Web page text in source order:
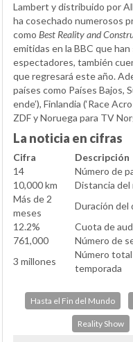
Lambert y distribuido por
ha cosechado numerosos
como Best Reality and
emitidas en la BBC que
espectadores, también
que regresará este año.
países como Países Bajos,
ende’), Finlandia (‘Race
ZDF y Noruega para TV
La noticia en cifras
Cifra
Descripción
14
Número de
10,000 km
Distancia del
Más de 2
meses
Duración del
12.2%
Cuota de
761,000
Número de
3 millones
Número
temporada
Hasta el Fin del Mundo
Reality Show